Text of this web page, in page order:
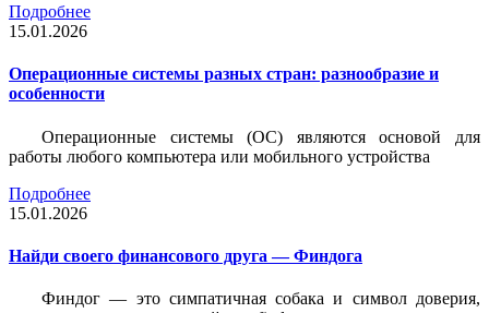
Подробнее
15.01.2026
Операционные системы разных стран: разнообразие и
особенности
Операционные системы (ОС) являются основой для
работы любого компьютера или мобильного устройства
Подробнее
15.01.2026
Найди своего финансового друга — Финдога
Финдог — это симпатичная собака и символ доверия,